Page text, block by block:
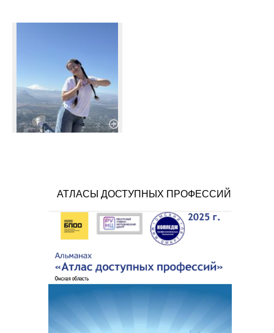
АТЛАСЫ ДОСТУПНЫХ ПРОФЕССИЙ